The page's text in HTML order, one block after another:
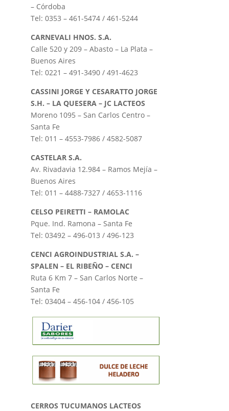
– Córdoba
Tel: 0353 – 461-5474 / 461-5244
CARNEVALI HNOS. S.A.
Calle 520 y 209 – Abasto – La Plata –
Buenos Aires
Tel: 0221 – 491-3490 / 491-4623
CASSINI JORGE Y CESARATTO JORGE
S.H. – LA QUESERA – JC LACTEOS
Moreno 1095 – San Carlos Centro –
Santa Fe
Tel: 011 – 4553-7986 / 4582-5087
CASTELAR S.A.
Av. Rivadavia 12.984 – Ramos Mejía –
Buenos Aires
Tel: 011 – 4488-7327 / 4653-1116
CELSO PEIRETTI – RAMOLAC
Pque. Ind. Ramona – Santa Fe
Tel: 03492 – 496-013 / 496-123
CENCI AGROINDUSTRIAL S.A. –
SPALEN – EL RIBEÑO – CENCI
Ruta 6 Km 7 – San Carlos Norte –
Santa Fe
Tel: 03404 – 456-104 / 456-105
CERROS TUCUMANOS LACTEOS